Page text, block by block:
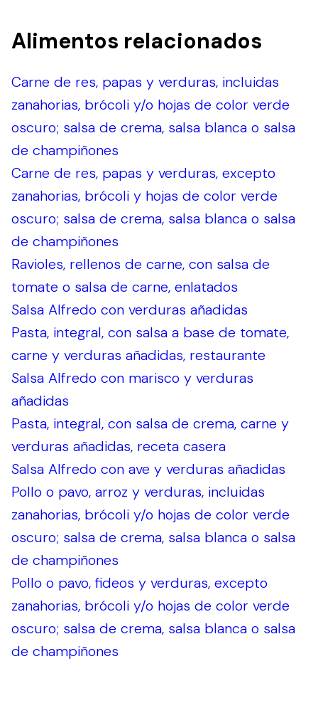
Alimentos relacionados
Carne de res, papas y verduras, incluidas
zanahorias, brócoli y/o hojas de color verde
oscuro; salsa de crema, salsa blanca o salsa
de champiñones
Carne de res, papas y verduras, excepto
zanahorias, brócoli y hojas de color verde
oscuro; salsa de crema, salsa blanca o salsa
de champiñones
Ravioles, rellenos de carne, con salsa de
tomate o salsa de carne, enlatados
Salsa Alfredo con verduras añadidas
Pasta, integral, con salsa a base de tomate,
carne y verduras añadidas, restaurante
Salsa Alfredo con marisco y verduras
añadidas
Pasta, integral, con salsa de crema, carne y
verduras añadidas, receta casera
Salsa Alfredo con ave y verduras añadidas
Pollo o pavo, arroz y verduras, incluidas
zanahorias, brócoli y/o hojas de color verde
oscuro; salsa de crema, salsa blanca o salsa
de champiñones
Pollo o pavo, fideos y verduras, excepto
zanahorias, brócoli y/o hojas de color verde
oscuro; salsa de crema, salsa blanca o salsa
de champiñones